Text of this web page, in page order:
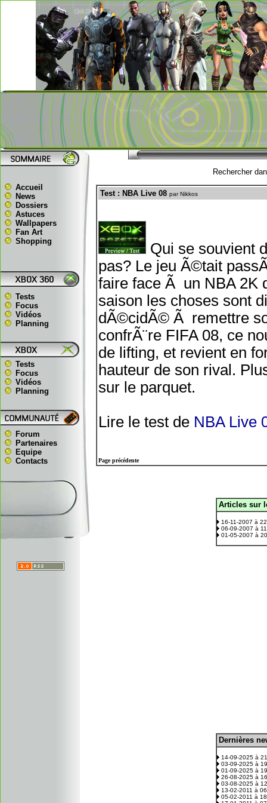
Accueil
News
Dossiers
Astuces
Wallpapers
Fan Art
Shopping
Tests
Focus
Vidéos
Planning
Tests
Focus
Vidéos
Planning
Forum
Partenaires
Equipe
Contacts
Rechercher
Test : NBA Live 08 par Nikkos
Qui se souvient
pas? Le jeu Ã©tait
faire face Ã un NBA 2K
saison les choses sont
dÃ©cidÃ© Ã remettre
confrÃ¨re FIFA 08, ce
de lifting, et revient en
hauteur de son rival.
sur le parquet.
Lire le test de NBA Live
Page précédente
Articles sur
16-11-2007 à
06-09-2007 à
01-05-2007 à
Dernières
14-09-2025 à
03-09-2025 à
01-09-2025 à
26-08-2025 à
03-08-2025 à
13-02-2011 à
05-02-2011 à